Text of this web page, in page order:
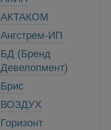
АКТАКОМ
Ангстрем-ИП
БД (Бренд
Девелопмент)
Брис
ВОЗДУХ
Горизонт